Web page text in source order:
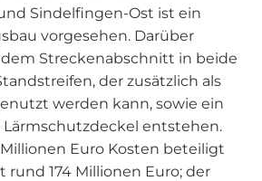
Sindelfingen-Ost ist ein
vorgesehen. Darüber
Streckenabschnitt in beide
der zusätzlich als
werden kann, sowie ein
Lärmschutzdeckel entstehen.
Euro Kosten beteiligt
rund 174 Millionen Euro; der